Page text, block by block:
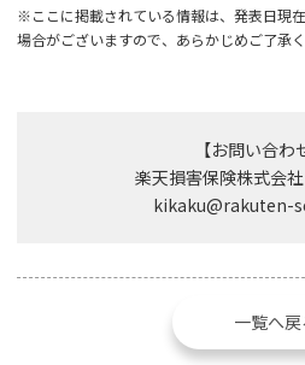
※ここに掲載されている情報は、発表日現
場合がございますので、あらかじめご了承く
【お問い合わ
楽天損害保険株式会
kikaku@rakuten-
一覧へ戻